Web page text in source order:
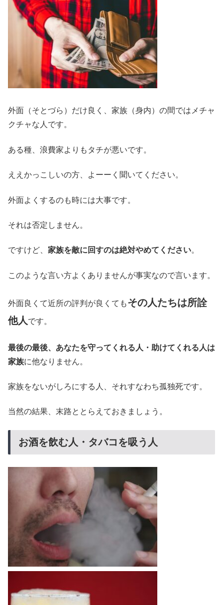
外面（そとづら）だけ良く、家族（身内）の間ではメチャ
クチャな人です。
ある種、浪費家よりもタチが悪いです。
ええかっこしいの方、よーーく聞いてください。
外面よくするのも時には大事です。
それは否定しません。
ですけど、 家族を敵に回すのは絶対やめてください。
このような言い方よくありませんが事実なので言います。
外面良くて近所の評判が良くてもその人たちは所詮
他人 です。
最後の最後、あなたを守ってくれる人・助けてくれる人は
家族に他なりません。
家族をないがしろにする人、それすなわち孤独死です。
当然の結果、末路ととらえておきましょう。
お酒を飲む人・タバコを吸う人